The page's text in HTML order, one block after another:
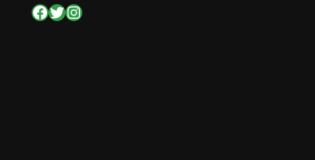
Facebook
Twitter
Instagram